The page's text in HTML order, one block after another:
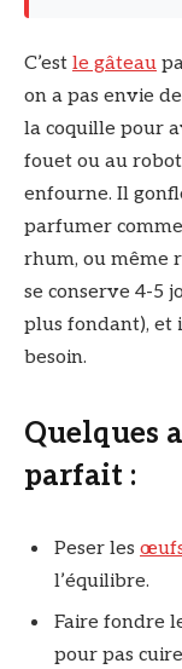
C’est le gâteau
on a pas envie
la coquille pour
fouet ou au
enfourne. Il
parfumer
rhum, ou même
se conserve 4-5
plus fondant), et
besoin.
Quelques
parfait :
Peser les
l’équilibre.
Faire fondre
pour pas